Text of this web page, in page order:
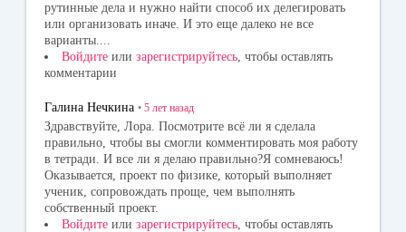
рутинные дела и нужно найти способ их делегировать
или организовать иначе. И это еще далеко не все
варианты....
Войдите или зарегистрируйтесь, чтобы оставлять
комментарии
Галина Нечкина • 5 лет назад
Здравствуйте, Лора. Посмотрите всё ли я сделала
правильно, чтобы вы смогли комментировать моя работу
в тетради. И все ли я делаю правильно?Я сомневаюсь!
Оказывается, проект по физике, который выполняет
ученик, сопровождать проще, чем выполнять
собственный проект.
Войдите или зарегистрируйтесь , чтобы оставлять